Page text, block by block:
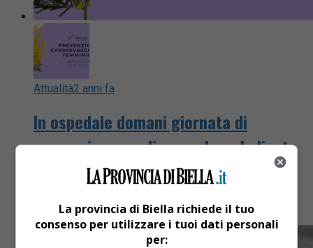
Attualità2 anni fa
In ospedale domani giornata di
prevenzione cardiovascolare dedicata
alle donne
Dalle 9 alle 12.30 e dalle 13.30 alle 14.30
La provincia di Biella richiede il tuo
consenso per utilizzare i tuoi dati personali
per: